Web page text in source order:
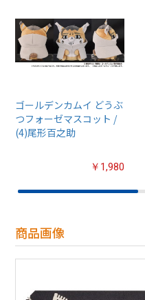
ゴールデンカムイ どうぶ
つフォーゼマスコット /
(4)尾形百之助
￥1,980
商品画像